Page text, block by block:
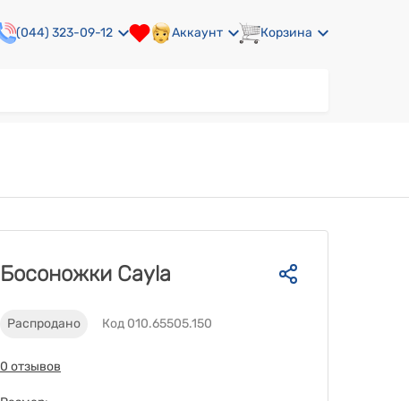
(044) 323-09-12 Аккаунт Корзина
Босоножки Cayla
Распродано Код 010.65505.150
0 отзывов